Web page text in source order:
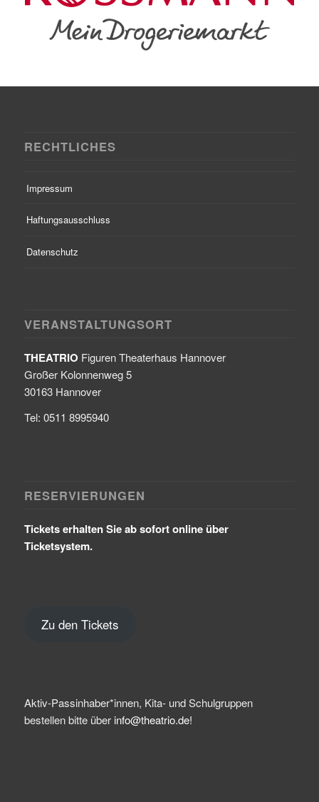
RECHTLICHES
Impressum
Haftungsausschluss
Datenschutz
VERANSTALTUNGSORT
THEATRIO Figuren Theaterhaus Hannover
Großer Kolonnenweg 5
30163 Hannover
Tel: 0511 8995940
RESERVIERUNGEN
Tickets erhalten Sie ab sofort online über
Ticketsystem.
Zu den Tickets
Aktiv-Passinhaber*innen, Kita- und Schulgruppen
bestellen bitte über info@theatrio.de!